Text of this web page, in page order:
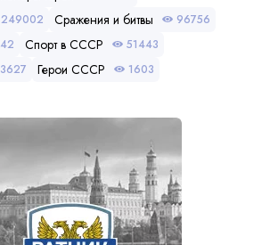
249002 Сражения и битвы 96756
Спорт в СССР 51443
3627 Герои СССР 1603